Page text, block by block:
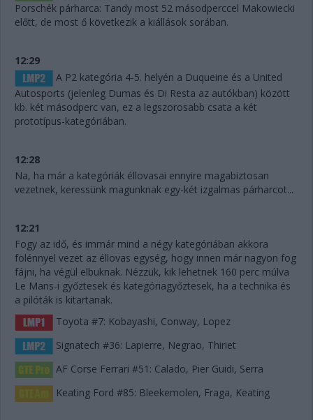
Porschék párharca: Tandy most 52 másodperccel Makowiecki
előtt, de most ő következik a kiállások sorában.
12:29
A P2 kategória 4-5. helyén a Duqueine és a United
Autosports (jelenleg Dumas és Di Resta az autókban) között
kb. két másodperc van, ez a legszorosabb csata a két
prototípus-kategóriában.
12:28
Na, ha már a kategóriák éllovasai ennyire magabiztosan
vezetnek, keressünk magunknak egy-két izgalmas párharcot...
12:21
Fogy az idő, és immár mind a négy kategóriában akkora
fölénnyel vezet az éllovas egység, hogy innen már nagyon fog
fájni, ha végül elbuknak. Nézzük, kik lehetnek 160 perc múlva
Le Mans-i győztesek és kategóriagyőztesek, ha a technika és
a pilóták is kitartanak.
Toyota #7: Kobayashi, Conway, Lopez
Signatech #36: Lapierre, Negrao, Thiriet
AF Corse Ferrari #51: Calado, Pier Guidi, Serra
Keating Ford #85: Bleekemolen, Fraga, Keating